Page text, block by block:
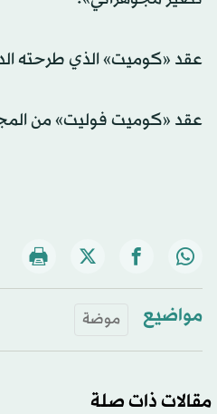
عقد «كوميت» الذي طرحته
عقد «كوميت فوليت» من
مواضيع موضة
مقالات ذات صلة